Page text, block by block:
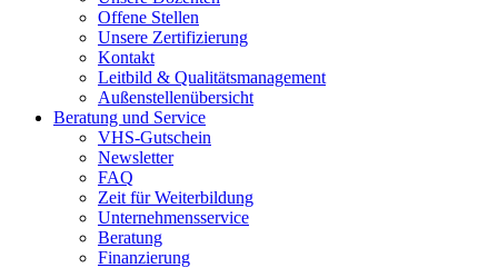
Offene Stellen
Unsere Zertifizierung
Kontakt
Leitbild & Qualitätsmanagement
Außenstellenübersicht
Beratung und Service
VHS-Gutschein
Newsletter
FAQ
Zeit für Weiterbildung
Unternehmensservice
Beratung
Finanzierung